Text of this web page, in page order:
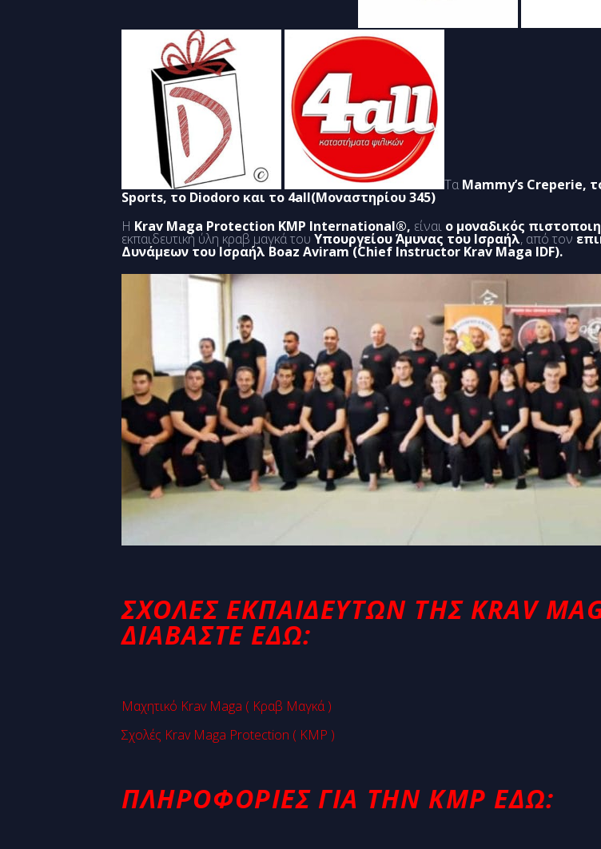
Τα Mammy’s Creperie,
Sports, το Diodoro και το 4all(Μοναστηρίου 345)
Η Krav Maga Protection KMP International®, είναι ο μοναδικός
εκπαιδευτική ύλη κραβ μαγκά του Υπουργείου Άμυνας του Ισραήλ, από τον
Δυνάμεων του Ισραήλ Boaz Aviram (Chief Instructor Krav Maga IDF).
ΣΧΟΛΈΣ ΕΚΠΑΙΔΕΥΤΏΝ ΤΗΣ KRAV
ΔΙΑΒΆΣΤΕ ΕΔΩ:
Μαχητικό Krav Maga ( Κραβ Μαγκά )
Σχολές Krav Maga Protection ( KMP )
ΠΛΗΡΟΦΟΡΊΕΣ ΓΙΑ ΤΗΝ KMP ΕΔΩ: